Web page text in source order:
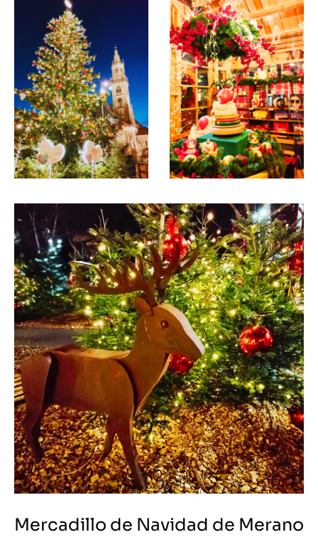
Mercadillo de Navidad de Merano